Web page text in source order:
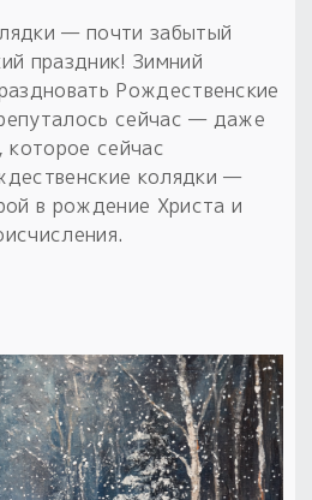
— почти забытый
праздник! Зимний
Рождественские
сейчас — даже
которое сейчас
колядки —
в рождение Христа и